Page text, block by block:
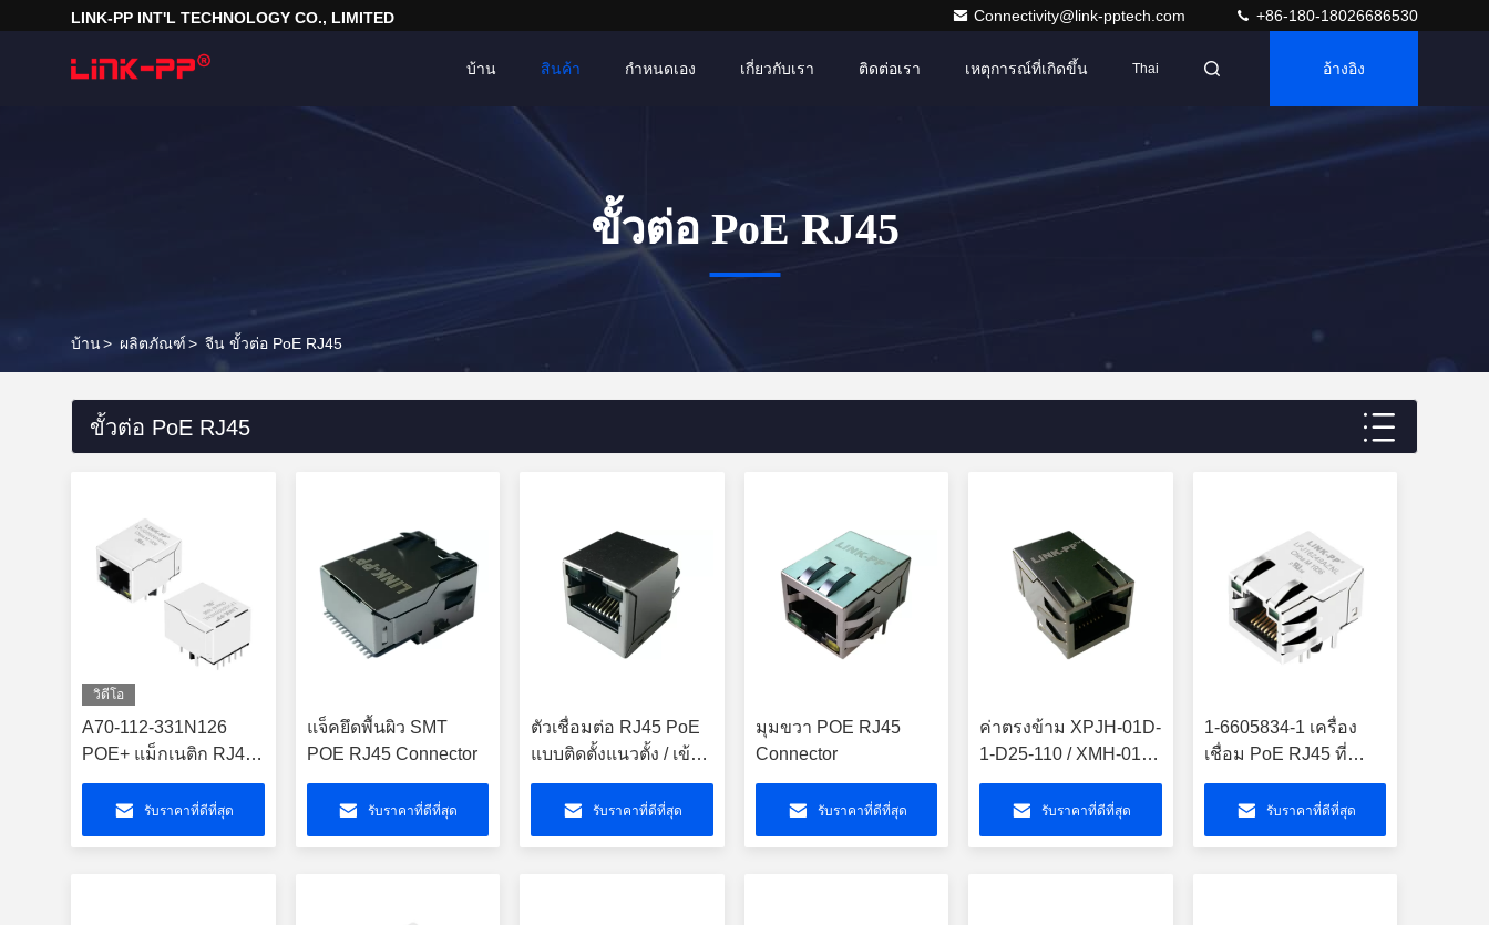
LINK-PP INT'L TECHNOLOGY CO., LIMITED Connectivity@link-pptech.com +86-180-18026686530
บ้าน สินค้า เกี่ยวกับเรา ติดต่อเรา เหตุการณ์ที่เกิดขึ้น
กำหนดเอง Thai อ้างอิง
ขั้วต่อ PoE RJ45
บ้าน> ผลิตภัณฑ์> จีน ขั้วต่อ PoE RJ45
ขั้วต่อ PoE RJ45
วิดีโอ
A70-112-331N126
POE+ แม็กเนติก RJ45
เครื่องเชื่อมสี่
LPJG0926HENL
รับราคาที่ดีที่สุด
แจ็คยึดพื้นผิว SMT
POE RJ45 Connector
รับราคาที่ดีที่สุด
ตัวเชื่อมต่อ RJ45 PoE
แบบติดตั้งแนวตั้ง / เข้า
ด้านบน
รับราคาที่ดีที่สุด
มุมขวา POE RJ45
Connector
รับราคาที่ดีที่สุด
ค่าตรงข้าม XPJH-01D-
1-D25-110 / XMH-01-
1-PP1-111-1P0
รับราคาที่ดีที่สุด
1-6605834-1 เครื่อง
เชื่อม PoE RJ45 ที่
ป้องกันด้วย LEDs พัด
ต่อ LPJ16249AZNL
รับราคาที่ดีที่สุด